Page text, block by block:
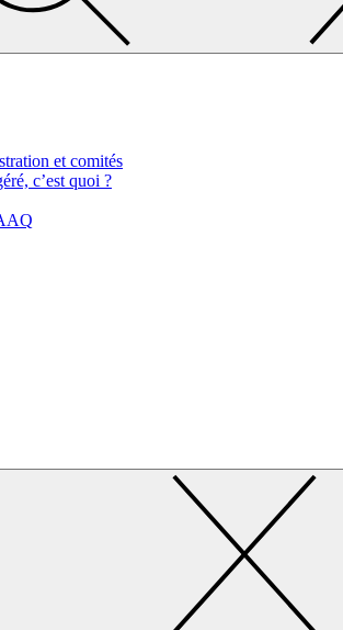
et comités
c’est quoi ?